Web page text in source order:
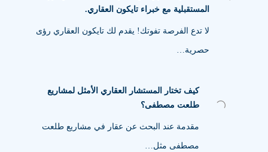
المستقبلية مع خبراء تايكون العقاري.
لا تدع الفرصة تفوتك! يقدم لك تايكون العقاري رؤى
حصرية…
كيف تختار المستشار العقاري الأمثل لمشاريع
طلعت مصطفى؟
مقدمة عند البحث عن عقار في مشاريع طلعت
مصطفى مثل…